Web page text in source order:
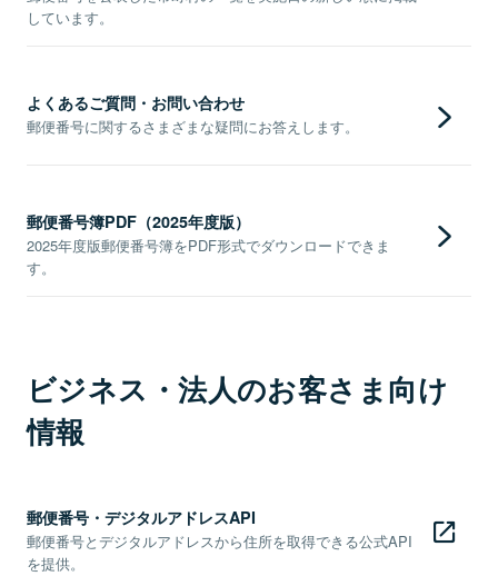
しています。
よくあるご質問・お問い合わせ
郵便番号に関するさまざまな疑問にお答えします。
郵便番号簿PDF（2025年度版）
2025年度版郵便番号簿をPDF形式でダウンロードできま
す。
ビジネス・法人のお客さま向け
情報
郵便番号・デジタルアドレスAPI
郵便番号とデジタルアドレスから住所を取得できる公式API
を提供。